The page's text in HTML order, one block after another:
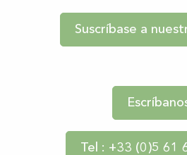
Suscríbase a
Tel : +33 (0)5 61